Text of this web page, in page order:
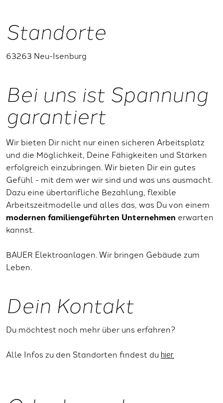
Standorte
63263 Neu-Isenburg
Bei uns ist Spannung
garantiert
Wir bieten Dir nicht nur einen sicheren Arbeitsplatz
und die Möglichkeit, Deine Fähigkeiten und Stärken
erfolgreich einzubringen. Wir bieten Dir ein gutes
Gefühl - mit dem wer wir sind und was uns ausmacht.
Dazu eine übertarifliche Bezahlung, flexible
Arbeitszeitmodelle und alles das, was Du von einem
modernen familiengeführten Unternehmen erwarten
kannst.
BAUER Elektroanlagen. Wir bringen Gebäude zum
Leben.
Dein Kontakt
Du möchtest noch mehr über uns erfahren?
Alle Infos zu den Standorten findest du hier.